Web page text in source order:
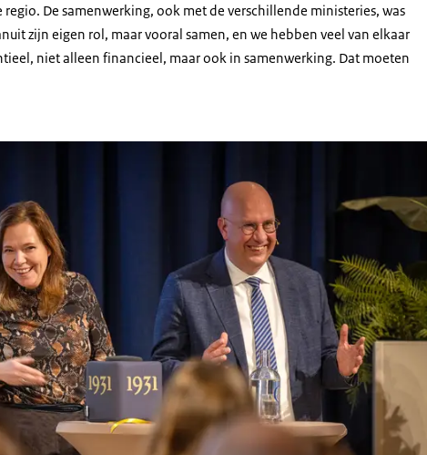
De samenwerking, ook met de verschillende ministeries, was
zijn eigen rol, maar vooral samen, en we hebben veel van elkaar
niet alleen financieel, maar ook in samenwerking. Dat moeten